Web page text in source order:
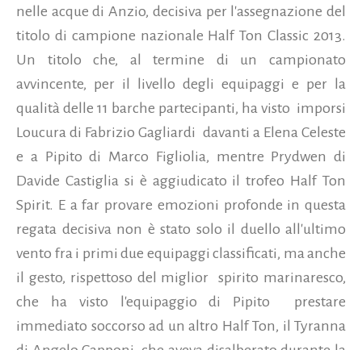
nelle acque di Anzio, decisiva per l'assegnazione del
titolo di campione nazionale Half Ton Classic 2013.
Un titolo che, al termine di un campionato
avvincente, per il livello degli equipaggi e per la
qualità delle 11 barche partecipanti, ha visto imporsi
Loucura di Fabrizio Gagliardi davanti a Elena Celeste
e a Pipito di Marco Figliolia, mentre Prydwen di
Davide Castiglia si è aggiudicato il trofeo Half Ton
Spirit. E a far provare emozioni profonde in questa
regata decisiva non è stato solo il duello all'ultimo
vento fra i primi due equipaggi classificati, ma anche
il gesto, rispettoso del miglior spirito marinaresco,
che ha visto l'equipaggio di Pipito prestare
immediato soccorso ad un altro Half Ton, il Tyranna